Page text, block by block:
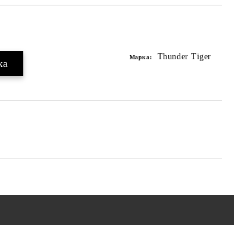
Марка: Thunder Tiger